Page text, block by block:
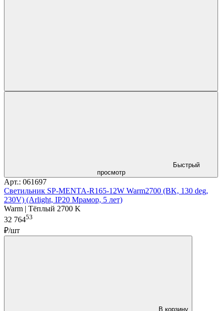
Быстрый
просмотр
Арт.: 061697
Светильник SP-MENTA-R165-12W Warm2700 (BK, 130 deg,
230V) (Arlight, IP20 Мрамор, 5 лет)
Warm | Тёплый 2700 K
32 76453
₽/шт
В корзину